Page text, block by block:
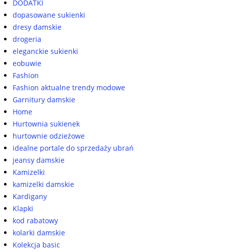
DODATKI
dopasowane sukienki
dresy damskie
drogeria
eleganckie sukienki
eobuwie
Fashion
Fashion aktualne trendy modowe
Garnitury damskie
Home
Hurtownia sukienek
hurtownie odzieżowe
idealne portale do sprzedaży ubrań
jeansy damskie
Kamizelki
kamizelki damskie
Kardigany
Klapki
kod rabatowy
kolarki damskie
Kolekcja basic